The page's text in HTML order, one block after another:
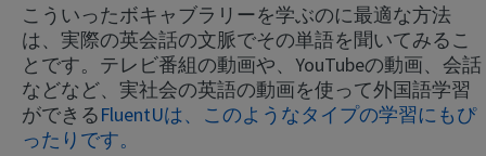
こういったボキャブラリーを学ぶのに最適な方法
は、実際の英会話の文脈でその単語を聞いてみるこ
とです。テレビ番組の動画や、YouTubeの動画、会話
などなど、実社会の英語の動画を使って外国語学習
ができるFluentUは、このようなタイプの学習にもぴ
ったりです。